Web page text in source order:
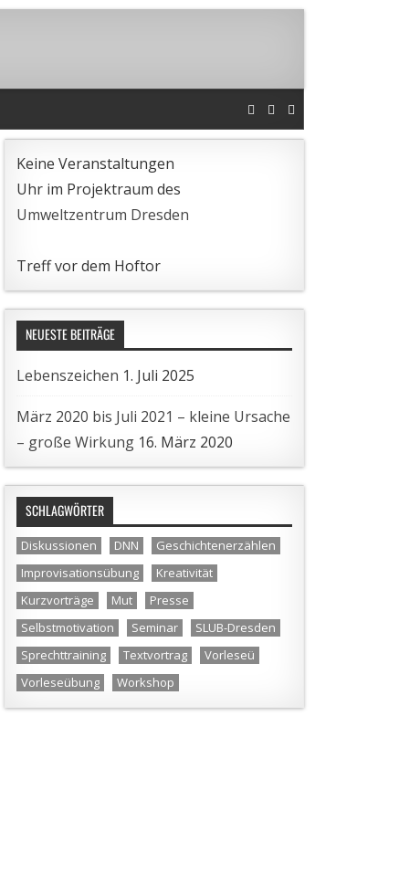
Keine Veranstaltungen
Uhr im Projektraum des
Umweltzentrum Dresden
Treff vor dem Hoftor
NEUESTE BEITRÄGE
Lebenszeichen 1. Juli 2025
März 2020 bis Juli 2021 – kleine Ursache
– große Wirkung 16. März 2020
SCHLAGWÖRTER
Diskussionen DNN
Geschichtenerzählen
Improvisationsübung
Kreativität
Kurzvorträge
Mut
Presse
Selbstmotivation
Seminar
SLUB-Dresden
Sprechttraining
Textvortrag
Vorleseü
Vorleseübung
Workshop